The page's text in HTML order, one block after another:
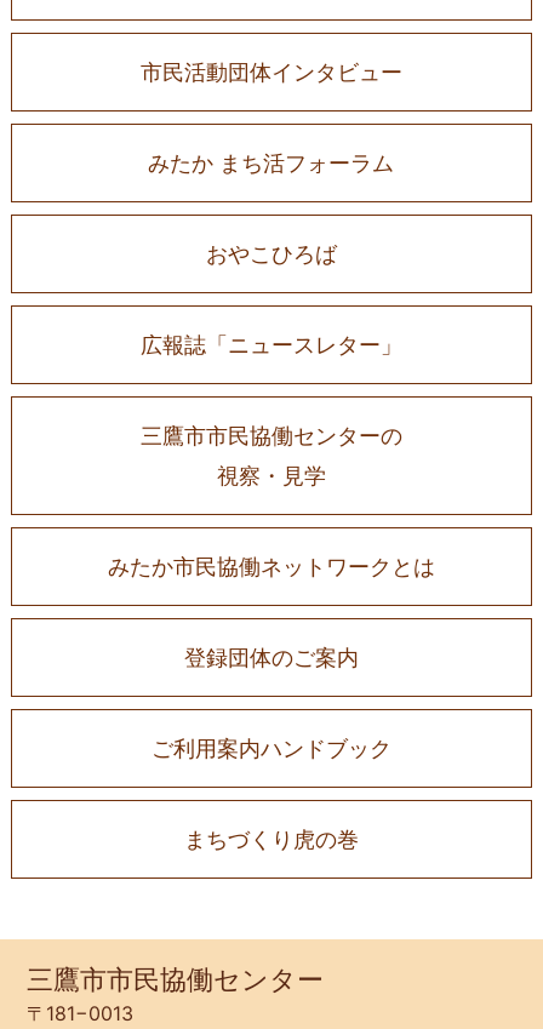
市民活動団体インタビュー
みたか まち活フォーラム
おやこひろば
広報誌「ニュースレター」
三鷹市市民協働センターの
視察・見学
みたか市民協働ネットワークとは
登録団体のご案内
ご利用案内ハンドブック
まちづくり虎の巻
三鷹市市民協働センター
〒181−0013